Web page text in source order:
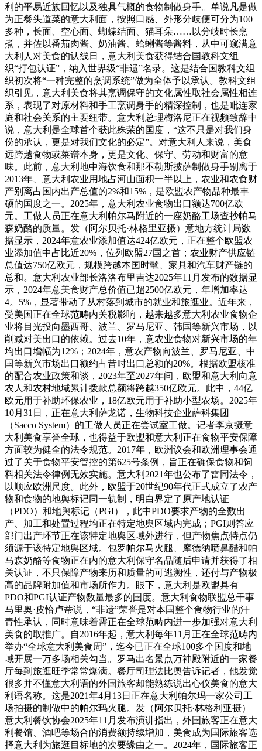
利的平易近族回忆以及独具气概的食物制做身手。单说凡是做
为正餐头道菜的意大利面，按照口感、外形分歧便可分为100
多种，长面、空心面、蝴蝶结面、猫耳朵……以分歧时长烹
煮，并佐以番茄肉酱、奶油酱、蛤蜊酱等酱料，从中可窥满意
大利人对美食的认线日，意大利美食获得结合国教科文组
织“打包认证”，纳入世界级“非遗”名录。这是结合国教科文组
织初次将“一种完整的烹调系统”做为全体予以承认。教科文组
织引见，意大利美食将其烹调保守的文化属性取社会属性相连
系，表现了对原材料和手工烹调身手的精深控制，也是毗连家
庭和社会关系的主要纽带。意大利总理梅洛尼正在视频致辞中
说，意大利是全球首个获此殊荣的国度，“这不只是对我们身
份的承认，更是对我们文化的必定”。对意大利人来说，美食
远跨越食物或菜谱本身，更是文化、保守、劳动和财富的意
味。此前，意大利地中海饮食和那不勒斯披萨制做身手别离于
2013年、意大利农业用地占河山面积一半以上，农业和农食财
产别离占国内出产总值的2%和15%，是欧盟农产物品种最丰
硕的国度之一。2025年，意大利农业食物出口额达700亿欧
元。工做人员正在意大利帕尔马附近的一座奶酪工场查抄帕马
森奶酪的质量。发（阿尔贝托·林格里亚摄）意地方统计局数
据显示，2024年意农业添加值达424亿欧元，正在整个欧盟农
业添加值中占比近20%，位列欧盟27国之首；农业财产供应链
总值达750亿欧元，规模跨越本国时髦、家具和汽车财产链的
总和。意大利农业部长洛洛布里吉达2025年11月发布的数据显
示，2024年意美食财产总价值已超2500亿欧元，年增加率达
4。5%，显著带动了从村落到城市的就业和旅逛业。近年来，
受美国正在全球范畴内关税影响，越来越多意大利农业食物企
业将目光投向墨西哥、波兰、罗马尼亚、韩国等新兴市场，以
削减对美出口的依赖。过去10年，意农业食物对新兴市场的年
均出口增幅为12%；2024年，意农产物向波兰、罗马尼亚、中
国等新兴市场出口额约占昔时出口总额的20%。根据欧盟核准
的配合农业政策和谈，2023年至2027年间，欧盟和意大利向意
农人和农村地域累计拨款总额将跨越350亿欧元。此中，44亿
欧元用于补助环保农业，18亿欧元用于补助小型农场。2025年
10月31日，正在意大利萨龙诺，生物科技企业萨科集团
（Sacco System）的工做人员正在尝试室工做。记者李京摄意
大利美食享誉全球，也得益于欧盟和意大利正在食物平安保障
方面较为健全的法令规范。2017年，欧洲议会和欧洲理事会通
过了关于食物平安管控的第625号条例，旨正在确保食物和饲
料相关法令律例无效实施。意大利2021年也公布了雷同法令，
以顺应欧洲尺度。此外，欧盟于20世纪90年代正式成立了农产
物和食物的地舆标记同一轨制，明白界定了原产地认证
（PDO）和地舆标记（PGI），此中PDO要求产物的全数出
产、加工和处置过程均正在特定地舆区域内完成；PGI则答应
部门出产环节正在该特定地舆区域外进行，但产物焦点特点仍
须源于该特定地舆区域。包罗帕尔马火腿、摩德纳喷鼻醋和帕
马森奶酪等食物正在内的意大利保守名品随后申请并获得了相
关认证，不只保障产物来历和质量的可逃溯性，还付与产物极
高的品牌附加值和市场所作力。眼下，意大利是欧盟具有
PDO和PGI认证产物数量最多的国度。意大利食物联盟总干事
马里奥·皮恰卢蒂说，“非遗”荣誉是对本国整个食物行业的汗
青性承认，同时意味着需正在全球范畴内进一步加强对意大利
美食的取推广。自2016年起，意大利每年11月正在全球范畴内
举办“全球意大利美食周”，迄今已正在全球100多个国度和地
域开展一万多场相关勾当。罗马出名景点万神殿附近的一家餐
厅每到旅逛旺季常常爆满。餐厅司理法比奥告诉记者，他发觉
很多并不懂意大利语的外国旅客却能熟练说出心仪美食的意大
利语名称。这是2021年4月13日正在意大利帕尔玛一家公司工
场拍摄的制做中的帕尔玛火腿。发（阿尔贝托·林格利亚摄）
意大利餐饮协会2025年11月发布演讲指出，外国旅客正在意大
利餐馆、酒吧等场合的消费额持续增加，美食成为国际旅客选
择意大利为旅逛目标地的次要缘由之一。2024年，国际旅客正